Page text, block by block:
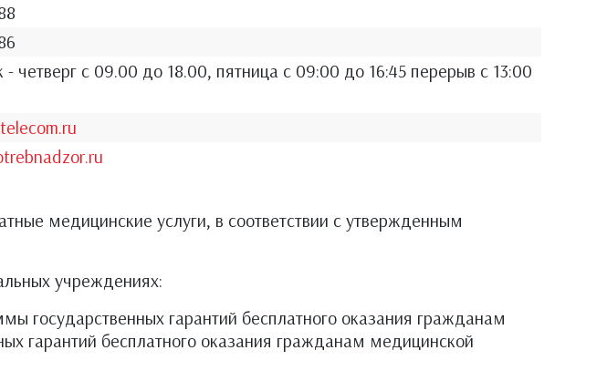
- четверг с 09.00 до 18.00, пятница с 09:00 до 16:45 перерыв с 13:00
медицинские услуги, в соответствии с утвержденным
учреждениях:
государственных гарантий бесплатного оказания гражданам
гарантий бесплатного оказания гражданам медицинской